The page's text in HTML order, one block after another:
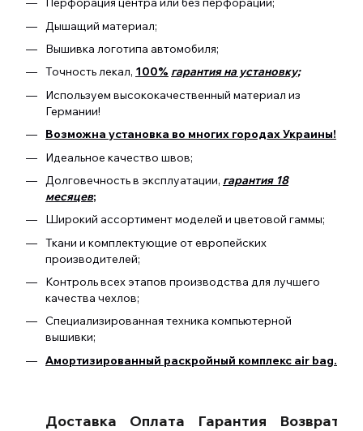
Дышащий материал;
Вышивка логотипа автомобиля;
Точность лекал, 100% гарантия на установку;
Используем высококачественный материал из
Германии!
Возможна установка во многих городах Украины!
Идеальное качество швов;
Долговечность в эксплуатации, гарантия 18
месяцев;
Широкий ассортимент моделей и цветовой гаммы;
Ткани и комплектующие от европейских
производителей;
Контроль всех этапов производства для лучшего
качества чехлов;
Специализированная техника компьютерной
вышивки;
Амортизированный раскройный комплекс air bag.
Доставка Оплата Гарантия Возврат